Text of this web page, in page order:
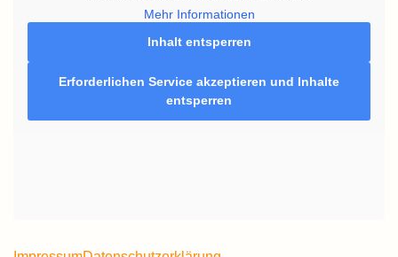
Mehr Informationen
Inhalt entsperren
Erforderlichen Service akzeptieren und Inhalte
entsperren